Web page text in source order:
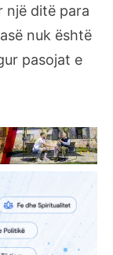
një ditë para
nuk është
pasojat e